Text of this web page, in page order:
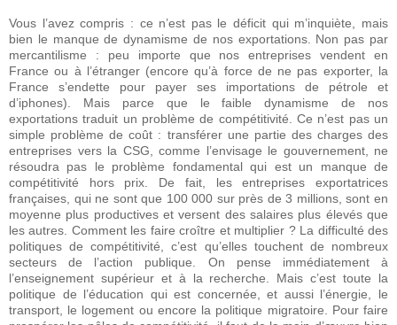
Vous l’avez compris : ce n’est pas le déficit qui m’inquiète, mais
bien le manque de dynamisme de nos exportations. Non pas par
mercantilisme : peu importe que nos entreprises vendent en
France ou à l’étranger (encore qu’à force de ne pas exporter, la
France s’endette pour payer ses importations de pétrole et
d’iphones). Mais parce que le faible dynamisme de nos
exportations traduit un problème de compétitivité. Ce n’est pas un
simple problème de coût : transférer une partie des charges des
entreprises vers la CSG, comme l’envisage le gouvernement, ne
résoudra pas le problème fondamental qui est un manque de
compétitivité hors prix. De fait, les entreprises exportatrices
françaises, qui ne sont que 100 000 sur près de 3 millions, sont en
moyenne plus productives et versent des salaires plus élevés que
les autres. Comment les faire croître et multiplier ? La difficulté des
politiques de compétitivité, c’est qu’elles touchent de nombreux
secteurs de l’action publique. On pense immédiatement à
l’enseignement supérieur et à la recherche. Mais c’est toute la
politique de l’éducation qui est concernée, et aussi l’énergie, le
transport, le logement ou encore la politique migratoire. Pour faire